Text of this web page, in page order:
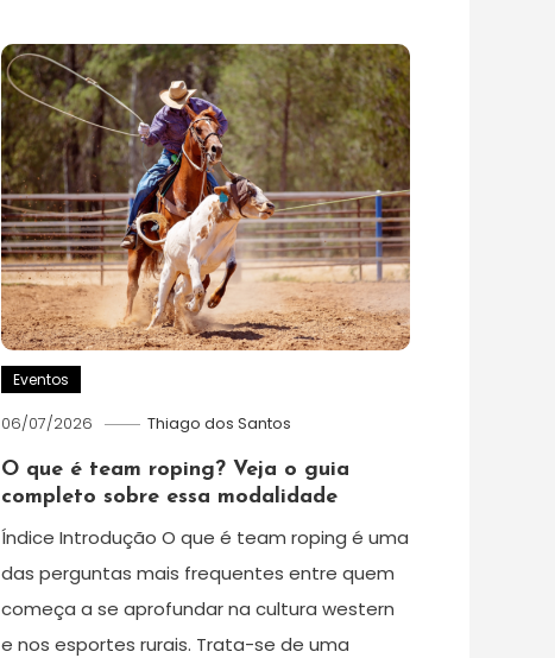
Eventos
06/07/2026 Thiago dos Santos
O que é team roping? Veja o guia
completo sobre essa modalidade
Índice Introdução O que é team roping é uma
das perguntas mais frequentes entre quem
começa a se aprofundar na cultura western
e nos esportes rurais. Trata-se de uma